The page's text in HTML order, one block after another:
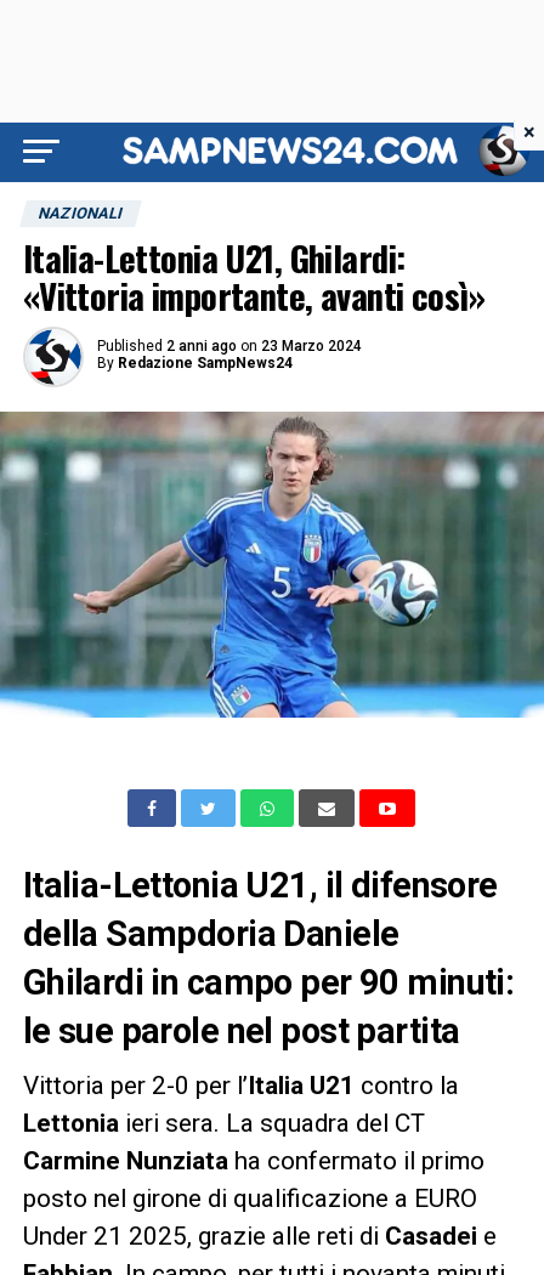
NAZIONALI
Italia-Lettonia U21, Ghilardi:
«Vittoria importante, avanti così»
Published 2 anni ago on 23 Marzo 2024
By Redazione SampNews24
Italia-Lettonia U21, il difensore
della Sampdoria Daniele
Ghilardi in campo per 90 minuti:
le sue parole nel post partita
Vittoria per 2-0 per l’Italia U21 contro la
Lettoniaieri sera. La squadra del CT
Carmine Nunziataha confermato il primo
posto nel girone di qualificazione a EURO
Under 21 2025, grazie alle reti di Casadei e
×